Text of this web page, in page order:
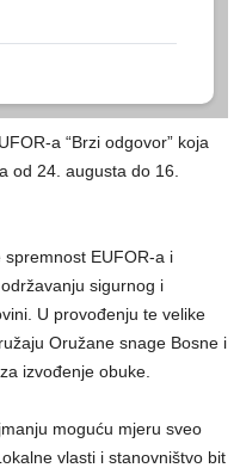
a “Brzi odgovor” koja
od 24. augusta do 16.
EUFOR-a i
sigurnog i
U provođenju te velike
Oružane snage Bosne i
izvođenje obuke.
moguću mjeru sveo
vlasti i stanovništvo bit